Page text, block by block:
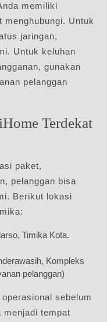
memiliki
Untuk
jaringan,
Untuk keluhan
gunakan
pelanggan
Terdekat
paket,
pelanggan bisa
Berikut lokasi
Timika Kota.
Kompleks
pelanggan)
sebelum
menjadi tempat